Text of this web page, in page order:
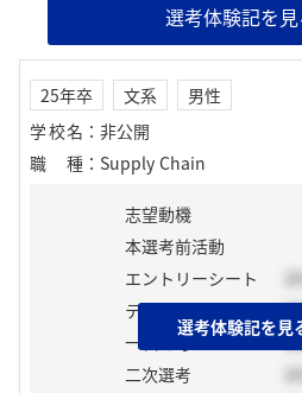
選考体験記を
25年卒 文系
男性
学校名 ： 非公開
職種 ： Supply Chain
志望動機
本選考前活動
エントリーシート
テスト
一次選考
二次選考
選考体験記を見